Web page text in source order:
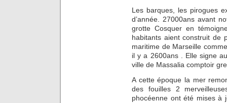
Les barques, les pirogues
d’année. 27000ans avant
grotte Cosquer en
habitants aient construit de
maritime de Marseille
il y a 2600ans . Elle signe
ville de Massalia comptoir
A cette époque la mer
des fouilles 2
phocéenne ont été mises à